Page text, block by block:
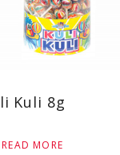
Kuli 8g
READ MORE